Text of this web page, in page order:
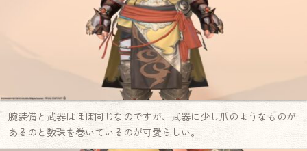
腕装備と武器はほぼ同じなのですが、武器に少し爪のようなものが
あるのと数珠を巻いているのが可愛らしい。